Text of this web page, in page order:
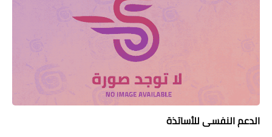
منوعات إخبارية
مواضيع تربوية
وثائق تربوية
الشؤون الاجتماعية لأسرة
التعليم
الدعم النفسي للأساتذة